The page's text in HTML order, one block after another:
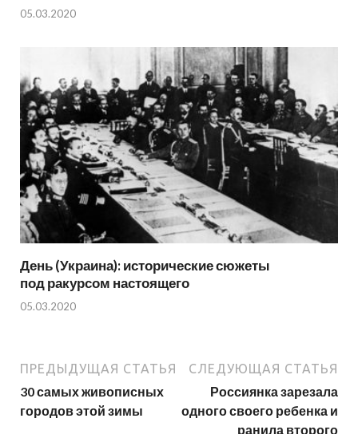
05.03.2020
День (Украина): исторические сюжеты
под ракурсом настоящего
05.03.2020
ПРЕДЫДУЩАЯ СТАТЬЯ
30 самых живописных
городов этой зимы
СЛЕДУЮЩАЯ СТАТЬЯ
Россиянка зарезала
одного своего ребенка и
ранила второго